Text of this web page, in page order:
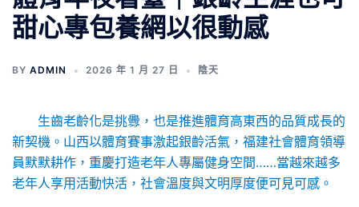
甜心專包養網以很動感
BY ADMIN 2026 年 1 月 27 日 陰天
生齒老齡化是挑釁，也是推進體育高東西的品質成長的
新契機。山西以體育賽事激起銀齡活氣，福建社會體育領導
員默默耕作，重慶打造老年人專屬健身空間……當越來越多
老年人享用活動快活，社會溫度與文明厚度便可見可感。